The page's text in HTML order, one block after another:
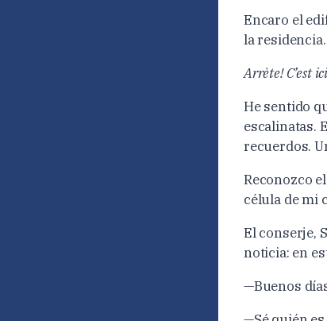
Encaro el
la residencia.
Arrète! C’est
He sentido
escalinatas.
recuerdos.
Reconozco
célula de mi
El conserje,
noticia: en
—Buenos